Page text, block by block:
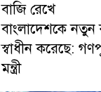
বাজি রেখে
বাংলাদেশকে নতুন
স্বাধীন করেছে:
মন্ত্রী